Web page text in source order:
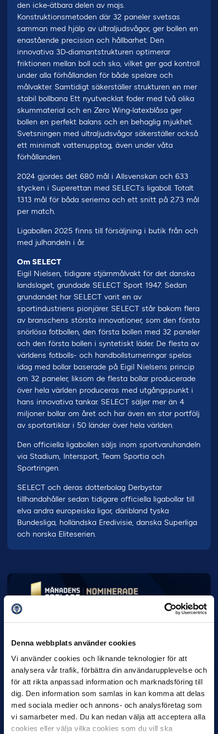
Denna webbplats använder cookies
Vi använder cookies och liknande teknologier för att
analysera vår trafik, förbättra din användarupplevelse och
för att rikta anpassad information och marknadsföring till
dig. Den information som samlas in kan komma att delas
med sociala medier och annons- och analysföretag som
vi samarbeter med. Du kan nedan välja att acceptera alla
cookies eller välja vilka cookies som du vill ska
den icke-ätbara delen av majs.
Konstruktionsmetoden där 32 paneler svetsas
samman med hjälp av ultraljudsvågor, ger bollen en
enastående precision och hållbarhet. Den
innovativa 3D-diamantstrukturen optimerar
friktionen mellan boll och sko, vilket ger god kontroll
under alla förhållanden för både spelare och
målvakter. Samtidigt säkerställer strukturen en mer
stabil bollbana Ett nyutvecklat foder med två olika
skummaterial och en Zero Wing-latexblåsa ger
bollen en perfekt balans och en behaglig mjukhet.
Svetsningen med ultraljudsvågor säkerställer också
ett minimalt vattenupptag, även under våta
förhållanden.
2024 gjordes det 680 mål i Allsvenskan och 633
stycken i Superettan med SELECT:s ligaboll. Totalt
1313 mål för båda serierna och ett snitt på 2.73 mål
per match.
Ligabollen 2025 finns till försäljning i butik från och
med julhandeln i år.
Om SELECT
Eigil Nielsen, tidigare stjärnmålvakt för det danska
landslaget, grundade SELECT Sport 1947. Sedan
grundandet har SELECT varit en av
sportindustriens pionjärer. SELECT står bakom flera
av branschens största innovationer, som den första
snörlösa fotbollen, den första bollen med 32 paneler
och den första bollen i syntetiskt läder. De flesta av
världens fotbolls- och handbollsturneringar spelas
idag med bollar baserade på Eigil Nielsens princip
om 32 paneler, liksom de flesta bollar producerade
över hela världen produceras med utgångspunkt i
hans innovativa tankar. SELECT säljer mer än 4
miljoner bollar om året och har även en stor portfölj
av sportartiklar i 50 länder över hela världen.
Den officiella ligabollen säljs inom sportvaruhandeln
via Stadium, Intersport, Team Sportia och
Sportringen.
SELECT och deras dotterbolag Derbystar
tillhandahåller sedan tidigare officiella ligabollar till
elva andra europeiska ligor, däribland tyska
Bundesliga, holländska Eredivisie, danska Superliga
och norska Eliteserien.
Rösta på Månadens Spelare & Tränare i
IK Sirius fortsätter att sätta tonen i Allsvenskan med sin
överlägsna serieledning. Det avspeglas även i nomineringarna
till…